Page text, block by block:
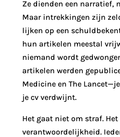
Ze dienden een narratief,
Maar intrekkingen zijn
lijken op een
hun artikelen meestal
niemand wordt
artikelen werden
Medicine en The
je cv verdwijnt.
Het gaat niet om straf.
verantwoordelijkheid.